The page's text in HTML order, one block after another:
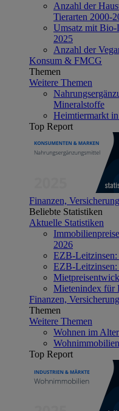
Anzahl der
Tierarten 2000-
Umsatz mit Bio-
2025
Anzahl der
Konsum & FMCG
Themen
Weitere Themen
Mineralstoffe
Heimtiermarkt
Top Report
Finanzen,
Beliebte Statistiken
Aktuelle Statistiken
2026
EZB-Leitzinsen:
EZB-
Mietenindex für
Finanzen,
Themen
Weitere Themen
Wohnen im
Top Report